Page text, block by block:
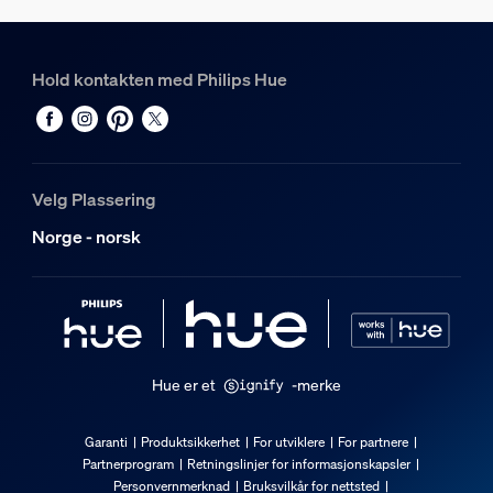
Lysegenskaper
Fargegjengivelsesindeks (CRI)
>80
Lyslenke/Lightstrip
Kan klippes
Kan forlenges
220V-240V
Lengde
Hold kontakten med Philips Hue
Velg Plassering
Norge - norsk
Hue er et -merke
Garanti Produktsikkerhet For utviklere
For partnere
Partnerprogram
Retningslinjer for informasjonskapsler
Personvernmerknad
Bruksvilkår for nettsted